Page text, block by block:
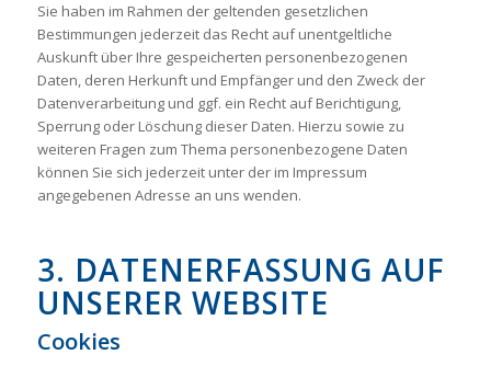
Sie haben im Rahmen der geltenden gesetzlichen
Bestimmungen jederzeit das Recht auf unentgeltliche
Auskunft über Ihre gespeicherten personenbezogenen
Daten, deren Herkunft und Empfänger und den Zweck der
Datenverarbeitung und ggf. ein Recht auf Berichtigung,
Sperrung oder Löschung dieser Daten. Hierzu sowie zu
weiteren Fragen zum Thema personenbezogene Daten
können Sie sich jederzeit unter der im Impressum
angegebenen Adresse an uns wenden.
3. DATENERFASSUNG AUF
UNSERER WEBSITE
Cookies